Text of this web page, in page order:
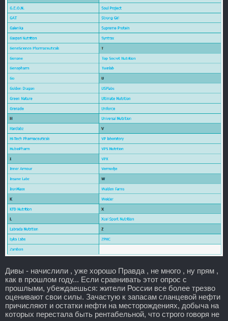
Дивы - начислили , уже хорошо Правда , не много , ну прям ,
как в прошлом году... Если сравнивать этот опрос с
прошлыми, убеждаешься: жители России все более трезво
оценивают свои силы. Зачастую к запасам сланцевой нефти
причисляют и остатки нефти на месторождениях, добыча на
которых перестала быть рентабельной, что строго говоря не